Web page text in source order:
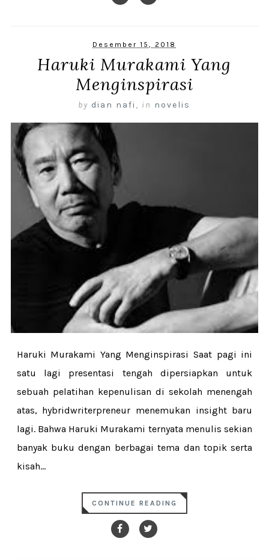
Desember 15, 2018
Haruki Murakami Yang
Menginspirasi
by dian nafi , in novelis
Haruki Murakami Yang Menginspirasi Saat pagi ini
satu lagi presentasi tengah dipersiapkan untuk
sebuah pelatihan kepenulisan di sekolah menengah
atas, hybridwriterpreneur menemukan insight baru
lagi. Bahwa Haruki Murakami ternyata menulis sekian
banyak buku dengan berbagai tema dan topik serta
kisah...
CONTINUE READING